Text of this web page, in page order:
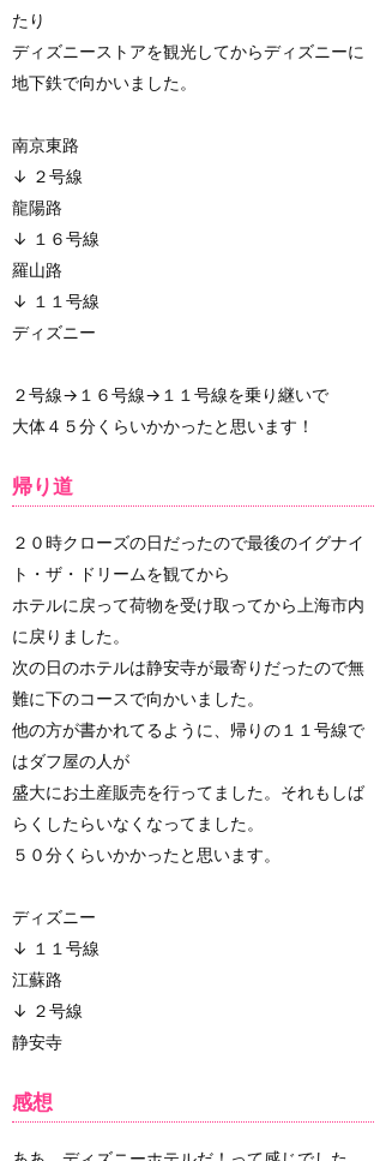
たり
ディズニーストアを観光してからディズニーに
地下鉄で向かいました。
南京東路
↓ ２号線
龍陽路
↓ １６号線
羅山路
↓ １１号線
ディズニー
２号線→１６号線→１１号線を乗り継いで
大体４５分くらいかかったと思います！
帰り道
２０時クローズの日だったので最後のイグナイ
ト・ザ・ドリームを観てから
ホテルに戻って荷物を受け取ってから上海市内
に戻りました。
次の日のホテルは静安寺が最寄りだったので無
難に下のコースで向かいました。
他の方が書かれてるように、帰りの１１号線で
はダフ屋の人が
盛大にお土産販売を行ってました。それもしば
らくしたらいなくなってました。
５０分くらいかかったと思います。
ディズニー
↓ １１号線
江蘇路
↓ ２号線
静安寺
感想